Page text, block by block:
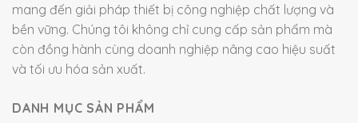
mang đến giải pháp thiết bị công nghiệp chất lượng và
bền vững. Chúng tôi không chỉ cung cấp sản phẩm mà
còn đồng hành cùng doanh nghiệp nâng cao hiệu suất
và tối ưu hóa sản xuất.
DANH MỤC SẢN PHẨM